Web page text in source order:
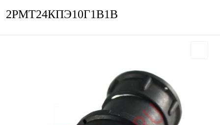
2РМТ24КПЭ10Г1В1В